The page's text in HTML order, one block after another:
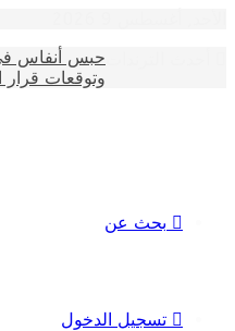
حبس أنفاس في
وتوقعات قرار
بحث عن
تسجيل الدخول